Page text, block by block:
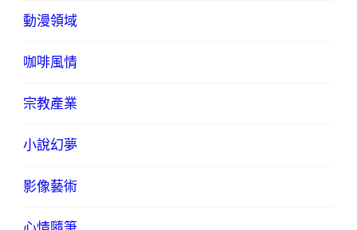
動漫領域
咖啡風情
宗教產業
小說幻夢
影像藝術